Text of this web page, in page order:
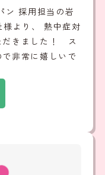
ン 採用担当の岩
より、 熱中症対
だきました！ ス
非常に嬉しいで